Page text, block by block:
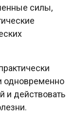
силы,
одновременно
и действовать